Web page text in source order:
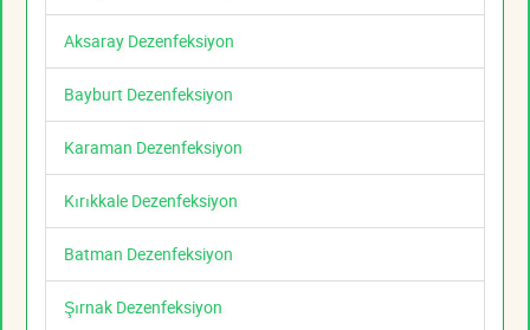
Aksaray Dezenfeksiyon
Bayburt Dezenfeksiyon
Karaman Dezenfeksiyon
Kırıkkale Dezenfeksiyon
Batman Dezenfeksiyon
Şırnak Dezenfeksiyon